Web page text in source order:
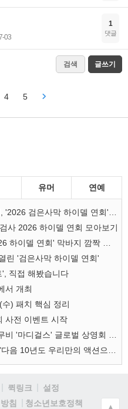
03
1
댓글
검색 글쓰기
4 5
유머 연예
사 2026 하이델 연회 모아보기
린 '검은사막 하이델 연회'
직접 해봤습니다
서 개최
) 패치 핵심 정리
사전 이벤트 시작
퀵링크
설정
침
청소년보호정책
▲